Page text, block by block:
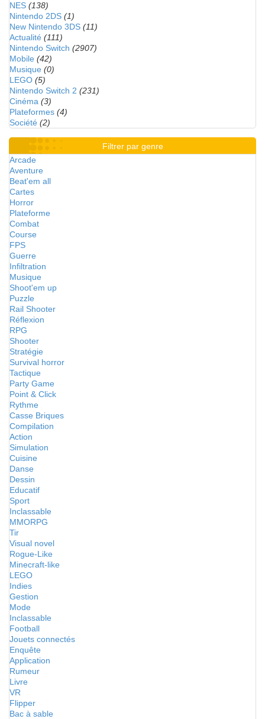
NES (138)
Nintendo 2DS (1)
New Nintendo 3DS (11)
Actualité (111)
Nintendo Switch (2907)
Mobile (42)
Musique (0)
LEGO (5)
Nintendo Switch 2 (231)
Cinéma (3)
Plateformes (4)
Société (2)
Filtrer par genre
Arcade
Aventure
Beat'em all
Cartes
Horror
Plateforme
Combat
Course
FPS
Guerre
Infiltration
Musique
Shoot'em up
Puzzle
Rail Shooter
Réflexion
RPG
Shooter
Stratégie
Survival horror
Tactique
Party Game
Point & Click
Rythme
Casse Briques
Compilation
Action
Simulation
Cuisine
Danse
Dessin
Educatif
Sport
Inclassable
MMORPG
Tir
Visual novel
Rogue-Like
Minecraft-like
LEGO
Indies
Gestion
Mode
Inclassable
Football
Jouets connectés
Enquête
Application
Rumeur
Livre
VR
Flipper
Bac à sable